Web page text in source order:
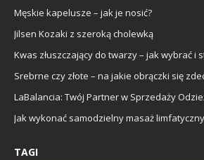
Męskie kapelusze – jak je nosić?
Jilsen Kozaki z szeroką cholewką
Kwas złuszczający do twarzy – jak wybrać i
Srebrne czy złote – na jakie obrączki się
LaBalancia: Twój Partner w Sprzedaży
Jak wykonać samodzielny masaż
TAGI